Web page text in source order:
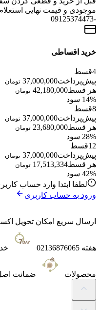
-09125374473
خرید اقساطی
4قسط
پیش‌پرداخت37,000,000 تومان
هر قسط42,180,000 تومان
14% سود
8قسط
پیش‌پرداخت37,000,000 تومان
هر قسط23,680,000 تومان
28% سود
12قسط
پیش‌پرداخت37,000,000 تومان
هر قسط17,513,334 تومان
42% سود
لطفا ابتدا وارد حساب
ورود به حساب کاربری
ارسال سریع امکان تحویل
هفته 02136876065
محصولات ضمانت